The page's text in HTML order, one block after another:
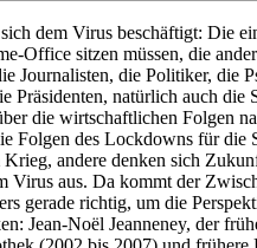
dem Virus beschäftigt: Die
Office sitzen müssen, die
Journalisten, die Politiker, die
Präsidenten, natürlich auch die
die wirtschaftlichen Folgen
Folgen des Lockdowns für die
Krieg, andere denken sich
Virus aus. Da kommt der
gerade richtig, um die
Jean-Noël Jeanneney, der